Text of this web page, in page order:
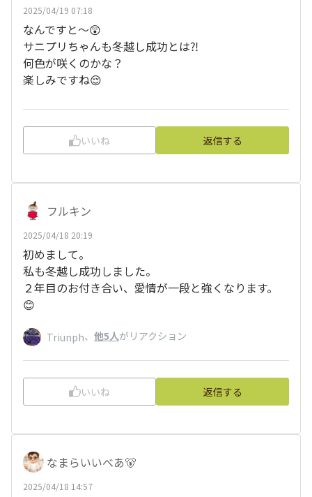
2025/04/19 07:18
なんですと〜😲
サニプリちゃんも冬越し成功とは⁈
何色が咲くのかな？
楽しみですね😌
いいね 返信する
フルキン
2025/04/18 20:19
初めまして。
私も冬越し成功しました。
２年目のお付き合い、愛情が一段と強くなります。
😊
Triunph、 他5人がリアクション
いいね 返信する
なまらいいべあ🐻
2025/04/18 14:57